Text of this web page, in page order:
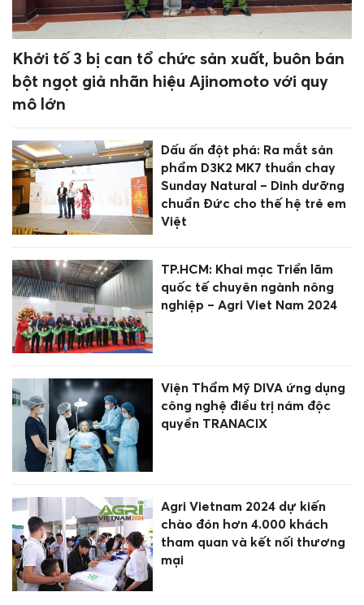
Khởi tố 3 bị can tổ chức sản xuất, buôn bán
bột ngọt giả nhãn hiệu Ajinomoto với quy
mô lớn
Dấu ấn đột phá: Ra mắt sản
phẩm D3K2 MK7 thuần chay
Sunday Natural – Dinh dưỡng
chuẩn Đức cho thế hệ trẻ em
Việt
TP.HCM: Khai mạc Triển lãm
quốc tế chuyên ngành nông
nghiệp – Agri Viet Nam 2024
Viện Thẩm Mỹ DIVA ứng dụng
công nghệ điều trị nám độc
quyền TRANACIX
Agri Vietnam 2024 dự kiến
chào đón hơn 4.000 khách
tham quan và kết nối thương
mại